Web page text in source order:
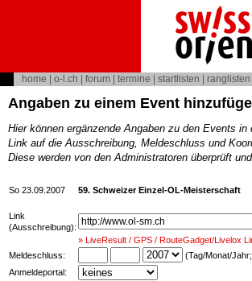
home o-l.ch forum termine startlisten ranglisten
Angaben zu einem Event
Hier können ergänzende Angaben zu den Events
Link auf die Ausschreibung, Meldeschluss und
Diese werden von den Administratoren überprüft
So 23.09.2007 59. Schweizer Einzel-OL-Meisterschaft
Link
(Ausschreibung):
» LiveResult / GPS / RouteGadget/Livelox
Meldeschluss:
(Tag/Monat/
Anmeldeportal: